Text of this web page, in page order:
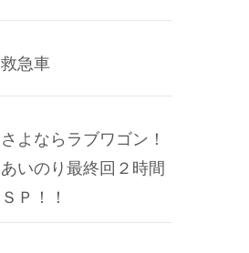
救急車
さよならラブワゴン！
あいのり最終回２時間
ＳＰ！！